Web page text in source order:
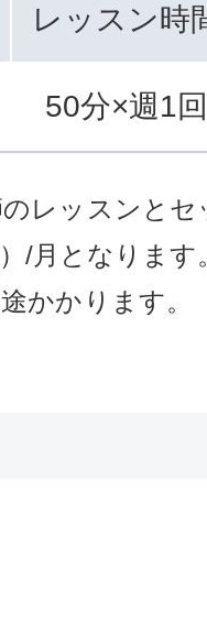
レッスン時
50分×週1
レッスンと
/月となりま
かかります。